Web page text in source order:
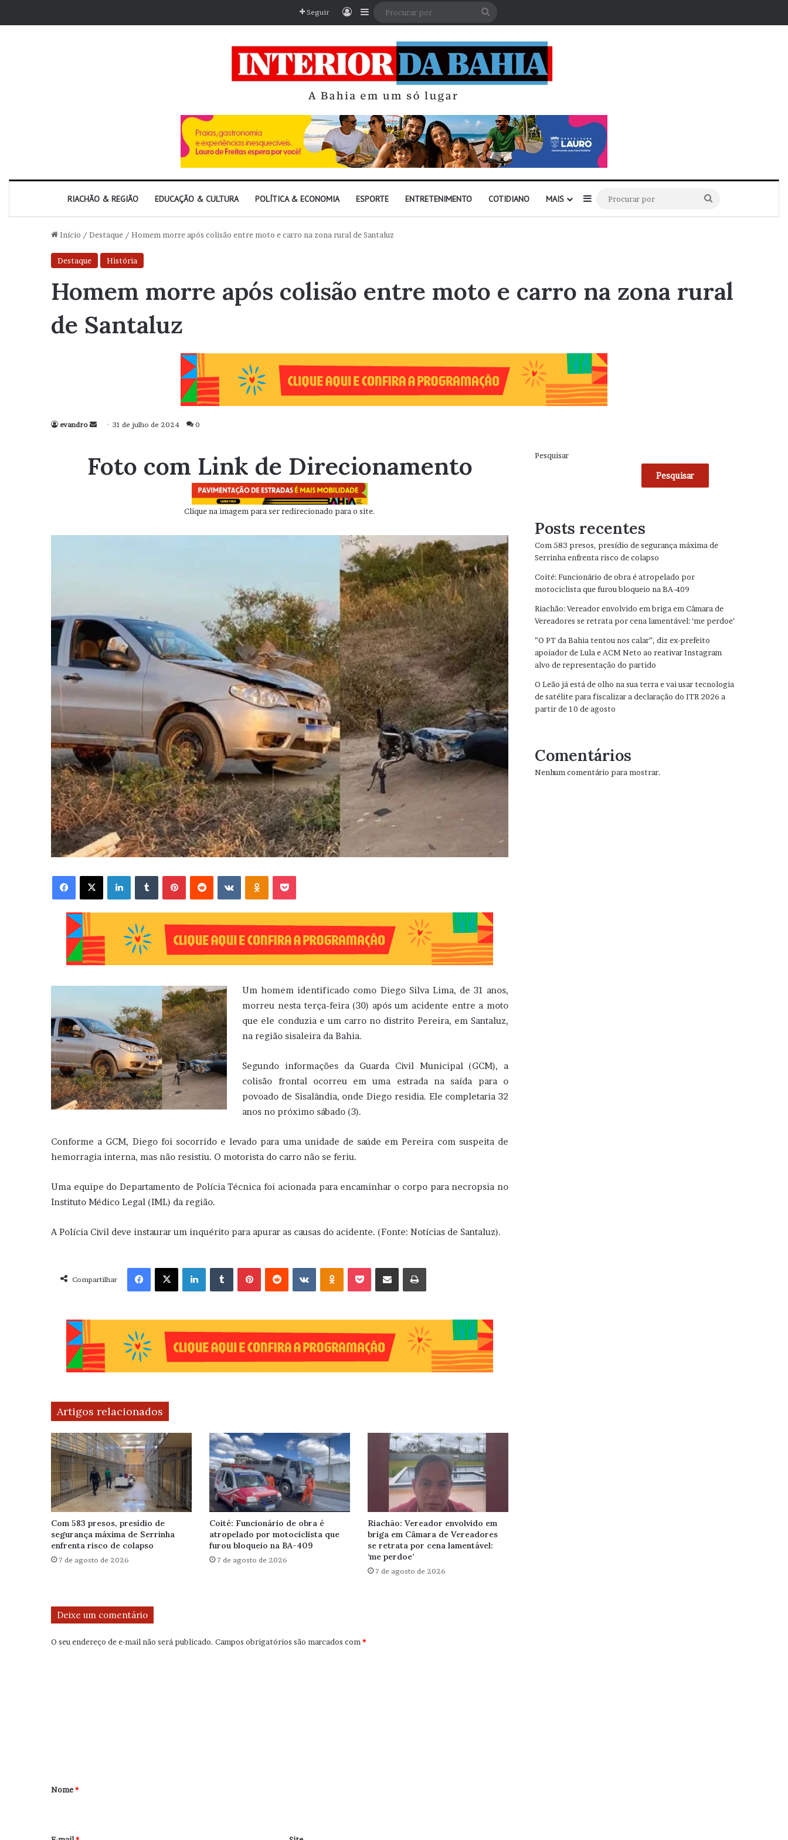
Seguir EntrarBarra Lateral
RIACHÃO & REGIÃO EDUCAÇÃO & CULTURA POLÍTICA & ECONOMIA ESPORTE ENTRETENIMENTO COTIDIANO MAIS Barra Lateral
por
Início / Destaque / Homem morre após colisão entre moto e carro na zona rural de Santaluz
Destaque História
Homem morre após colisão entre moto e carro na zona rural
de Santaluz
evandro
Mande
mail
31 de julho de 2024 0
Foto com Link de Direcionamento
Clique na imagem para ser redirecionado para o site.
Facebook X Linkedin VK OK
Um homem identificado como Diego Silva Lima, de 31 anos,
morreu nesta terça-feira (30) após um acidente entre a moto
que ele conduzia e um carro no distrito Pereira, em Santaluz,
na região sisaleira da Bahia.
Segundo informações da Guarda Civil Municipal (GCM), a
colisão frontal ocorreu em uma estrada na saída para o
povoado de Sisalândia, onde Diego residia. Ele completaria 32
anos no próximo sábado (3).
Conforme a GCM, Diego foi socorrido e levado para uma unidade de saúde em Pereira com suspeita de
hemorragia interna, mas não resistiu. O motorista do carro não se feriu.
Uma equipe do Departamento de Polícia Técnica foi acionada para encaminhar o corpo para necropsia no
Instituto Médico Legal (IML) da região.
A Polícia Civil deve instaurar um inquérito para apurar as causas do acidente. (Fonte: Notícias de Santaluz).
Compartilhar
Facebook X Linkedin VK OK
Artigos relacionados
Com 583 presos, presídio de
segurança máxima de Serrinha
enfrenta risco de colapso
7 de agosto de 2026
Coité: Funcionário de obra é
atropelado por motociclista que
furou bloqueio na BA-409
7 de agosto de 2026
Riachão: Vereador envolvido em
briga em Câmara de Vereadores
se retrata por cena lamentável:
‘me perdoe’
7 de agosto de 2026
Deixe um comentário
O seu endereço de e-mail não será publicado. Campos obrigatórios são marcados com *
r
Nome*
Pesquisar
Pesquisar
Posts recentes
Com 583 presos, presídio de segurança máxima de
Serrinha enfrenta risco de colapso
Coité: Funcionário de obra é atropelado por
motociclista que furou bloqueio na BA-409
Riachão: Vereador envolvido em briga em Câmara de
Vereadores se retrata por cena lamentável: ‘me perdoe’
”O PT da Bahia tentou nos calar”, diz ex-prefeito
apoiador de Lula e ACM Neto ao reativar Instagram
alvo de representação do partido
O Leão já está de olho na sua terra e vai usar tecnologia
de satélite para fiscalizar a declaração do ITR 2026 a
partir de 10 de agosto
Comentários
Nenhum comentário para mostrar.